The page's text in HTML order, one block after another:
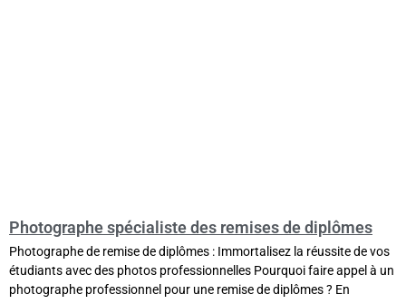
Photographe spécialiste des remises de diplômes
Photographe de remise de diplômes : Immortalisez la réussite de vos
étudiants avec des photos professionnelles Pourquoi faire appel à un
photographe professionnel pour une remise de diplômes ? En